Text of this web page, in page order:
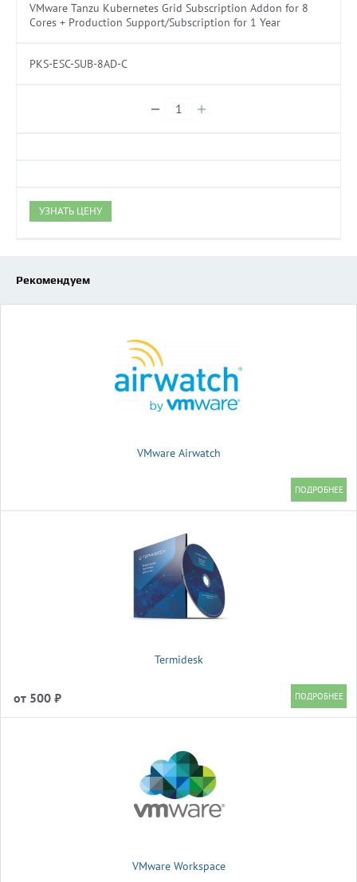
VMware Tanzu Kubernetes Grid Subscription Addon for 8
Cores + Production Support/Subscription for 1 Year
PKS-ESC-SUB-8AD-C
УЗНАТЬ ЦЕНУ
Рекомендуем
VMware Airwatch
Termidesk
от 500 ₽
VMware Workspace